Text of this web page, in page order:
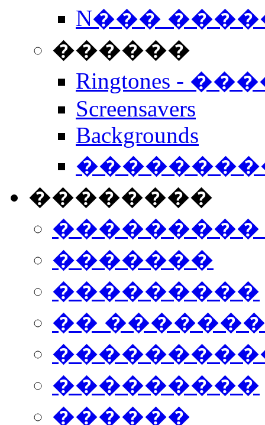
N���
������
Ringtones -
Screensavers
Backgrounds
��������
���������
�������
���������
��
���������
������